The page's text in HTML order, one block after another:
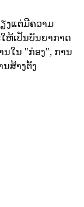
ງແຕ່ມີຄວາມ
ຫ້ເປັນບັນຍາກາດ
ນໃນ "ກ່ອງ", ການ
ສ້າງຕັ້ງ